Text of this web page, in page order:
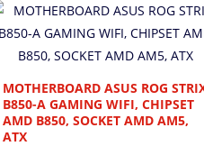
MOTHERBOARD ASUS ROG
B850-A GAMING WIFI, CHIPSET
AMD B850, SOCKET AMD AM5,
ATX